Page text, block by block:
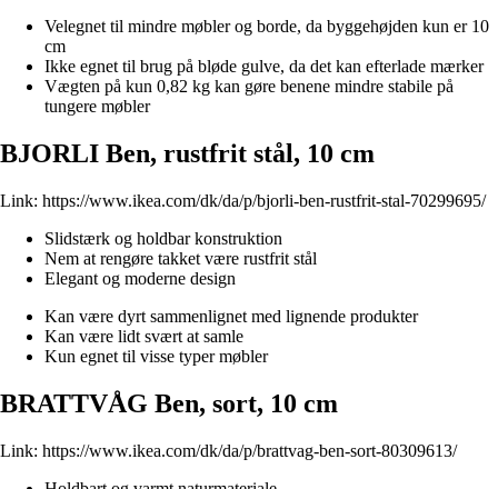
Velegnet til mindre møbler og borde, da byggehøjden kun er 10
cm
Ikke egnet til brug på bløde gulve, da det kan efterlade mærker
Vægten på kun 0,82 kg kan gøre benene mindre stabile på
tungere møbler
BJORLI Ben, rustfrit stål, 10 cm
Link: https://www.ikea.com/dk/da/p/bjorli-ben-rustfrit-stal-70299695/
Slidstærk og holdbar konstruktion
Nem at rengøre takket være rustfrit stål
Elegant og moderne design
Kan være dyrt sammenlignet med lignende produkter
Kan være lidt svært at samle
Kun egnet til visse typer møbler
BRATTVÅG Ben, sort, 10 cm
Link: https://www.ikea.com/dk/da/p/brattvag-ben-sort-80309613/